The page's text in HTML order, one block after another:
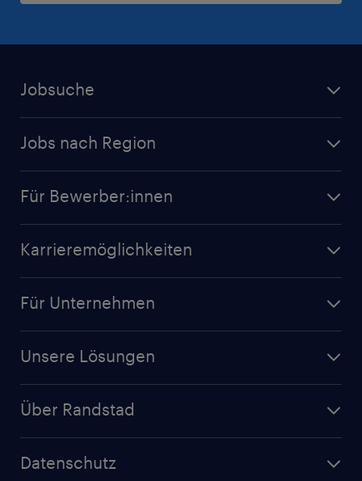
Jobsuche
Jobs nach Region
Für Bewerber:innen
Karrieremöglichkeiten
Für Unternehmen
Unsere Lösungen
Über Randstad
Datenschutz